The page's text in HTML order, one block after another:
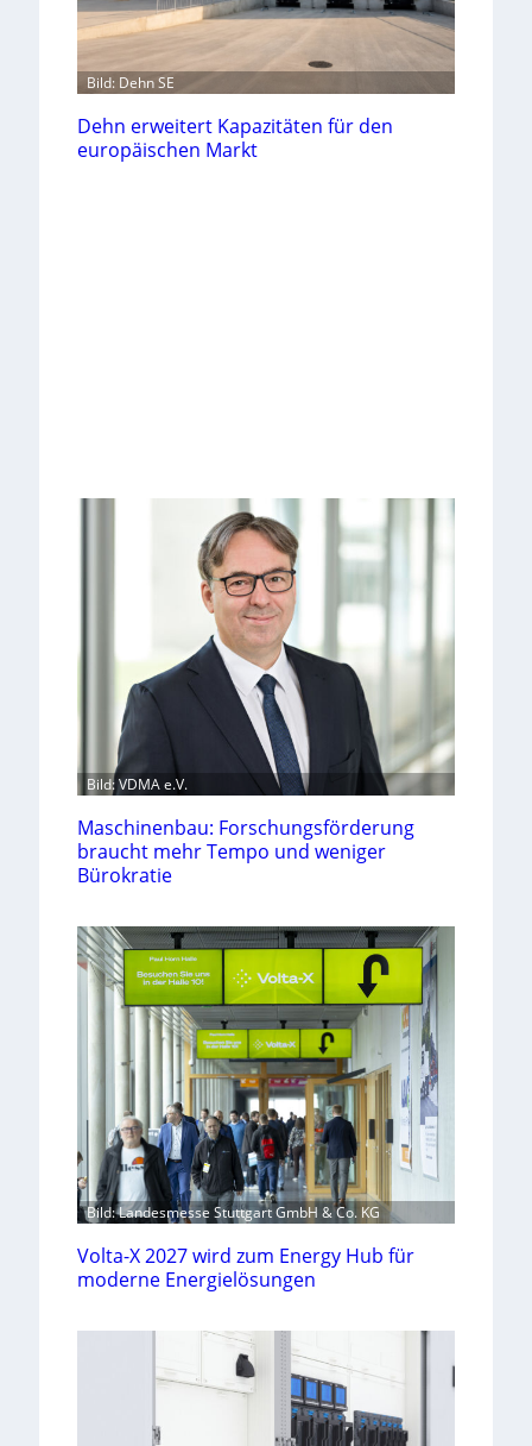
Bild: Dehn SE
Dehn erweitert Kapazitäten für den
europäischen Markt
Bild: VDMA e.V.
Maschinenbau: Forschungsförderung
braucht mehr Tempo und weniger
Bürokratie
Bild: Landesmesse Stuttgart GmbH & Co. KG
Volta-X 2027 wird zum Energy Hub für
moderne Energielösungen